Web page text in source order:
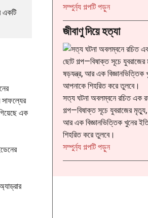
একটি
এক
সম্পুর্ন্য গল্পটি পড়ুন:
বরফ-
হাঁসের
জীবাণু দিয়ে হত্যা
সত্য ঘটনা অবলম্বনে রচিত এক
গল্প—বিষাক্ত সূচে যুবরাজের
আর এক বিজ্ঞানভিত্তিক খুনের
শিহরিত করে তুলবে।
সম্পুর্ন্য গল্পটি পড়ুন:
জীবাণু